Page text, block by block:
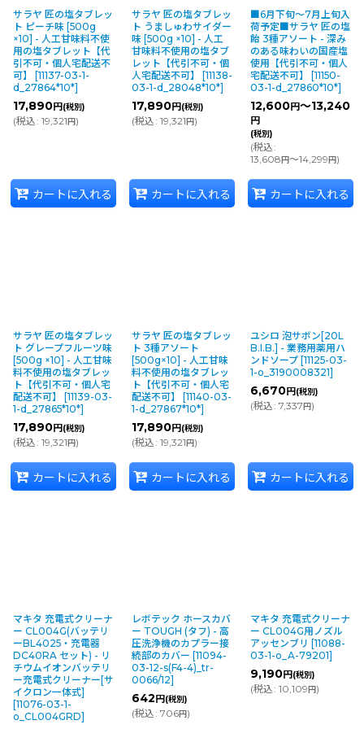
サラヤ 匠の塩タブレッ
ト ピーチ味 [500g
×10] - 人工甘味料不使
用の塩タブレット【代
引不可・個人宅配送不
可】
[11137-03-1-
d_27864*10*]
17,890円 (税別)
(税込: 19,321円)
カートに入れる
サラヤ 匠の塩タブレッ
ト うましゅわサイダー
味 [500g ×10] - 人工
甘味料不使用の塩タブ
レット【代引不可・個
人宅配送不可】
[11138-
03-1-d_28048*10*]
17,890円 (税別)
(税込: 19,321円)
カートに入れる
■6月下旬〜7月上旬入
荷予定■サラヤ 匠の塩
飴 3種アソート - 深み
のある味わいの国産塩
使用【代引不可・個人
宅配送不可】
[11150-
03-1-d_27860*10*]
12,600円～13,240
円
(税別)
(税込:
13,608円～14,299円)
カートに入れる
サラヤ 匠の塩タブレッ
ト グレープフルーツ味
[500g ×10] - 人工甘味
料不使用の塩タブレッ
ト【代引不可・個人宅
配送不可】
[11139-03-
1-d_27865*10*]
17,890円 (税別)
(税込: 19,321円)
カートに入れる
サラヤ 匠の塩タブレッ
ト 3種アソート
[500g×10] - 人工甘味
料不使用の塩タブレッ
ト【代引不可・個人宅
配送不可】
[11140-03-
1-d_27867*10*]
17,890円 (税別)
(税込: 19,321円)
カートに入れる
ユシロ 泡サボン[20L
B.I.B.] - 業務用薬用ハ
ンドソープ [11125-03-
1-o_3190008321]
6,670円 (税別)
(税込: 7,337円)
カートに入れる
マキタ 充電式クリーナ
ー CL004G(バッテリ
ーBL4025・充電器
DC40RA セット) - リ
チウムイオンバッテリ
ー充電式クリーナー[サ
イクロン一体式]
[11076-03-1-
o_CL004GRD]
レボテック ホースカバ
ー TOUGH (タフ) - 高
圧洗浄機のカプラー接
続部のカバー [11094-
03-12-s(F4-4)_tr-
0066/12]
642 円 (税別)
(税込: 706円)
マキタ 充電式クリーナ
ー CL004G用ノズル
アッセンブリ [11088-
03-1-o_A-79201]
9,190円 (税別)
(税込: 10,109円)